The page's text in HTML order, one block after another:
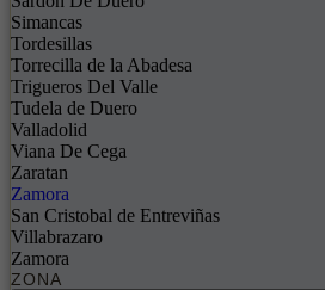
Simancas
Tordesillas
Torrecilla de la Abadesa
Trigueros Del Valle
Tudela de Duero
Valladolid
Viana De Cega
Zaratan
Zamora
San Cristobal de Entreviñas
Villabrazaro
Zamora
ZONA